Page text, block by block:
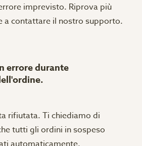
imprevisto. Riprova più
a contattare il nostro supporto.
errore durante
rifiutata. Ti chiediamo di
tutti gli ordini in sospeso